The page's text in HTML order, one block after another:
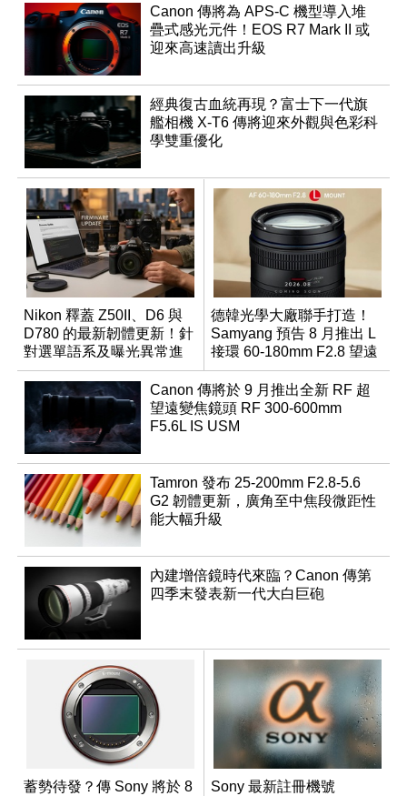
Canon 傳將為 APS-C 機型導入堆
疊式感光元件！EOS R7 Mark II 或
迎來高速讀出升級
經典復古血統再現？富士下一代旗
艦相機 X-T6 傳將迎來外觀與色彩科
學雙重優化
Nikon 釋蓋 Z50II、D6 與
D780 的最新韌體更新！針
對選單語系及曝光異常進
行修復
德韓光學大廠聯手打造！
Samyang 預告 8 月推出 L
接環 60-180mm F2.8 望遠
變焦鏡
Canon 傳將於 9 月推出全新 RF 超
望遠變焦鏡頭 RF 300-600mm
F5.6L IS USM
Tamron 發布 25-200mm F2.8-5.6
G2 韌體更新，廣角至中焦段微距性
能大幅升級
內建增倍鏡時代來臨？Canon 傳第
四季末發表新一代大白巨砲
蓄勢待發？傳 Sony 將於 8
Sony 最新註冊機號